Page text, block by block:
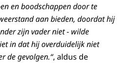
en boodschappen door te
aan bieden, doordat hij
zijn vader niet - wilde
in dat hij overduidelijk niet
de gevolgen.“, aldus de